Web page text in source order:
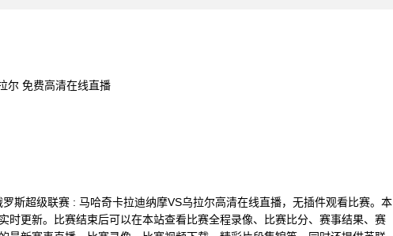
尔 免费高清在线直播
斯超级联赛 : 马哈奇卡拉迪纳摩VS乌拉尔高清在线直播，无插件观看比赛。本
时更新。比赛结束后可以在本站查看比赛全程录像、比赛比分、赛事结果、赛